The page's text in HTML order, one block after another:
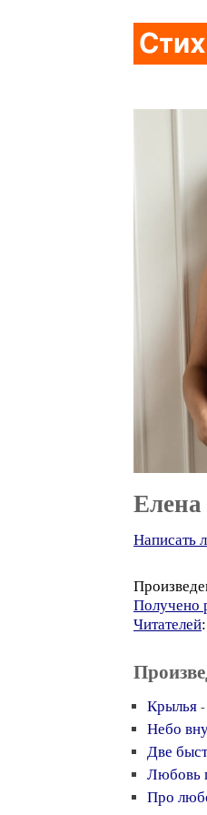
Елена
Написать
Получено
Читателей:
Крылья -
Небо
Две
Любовь
Про